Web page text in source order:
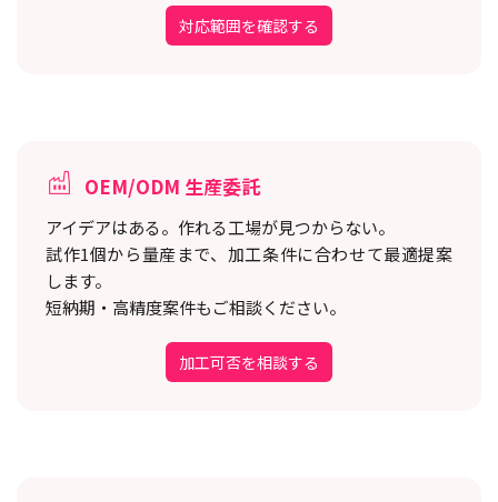
対応範囲を確認する
OEM/ODM 生産委託
アイデアはある。作れる工場が見つからない。
試作1個から量産まで、加工条件に合わせて最適提案
します。
短納期・高精度案件もご相談ください。
加工可否を相談する